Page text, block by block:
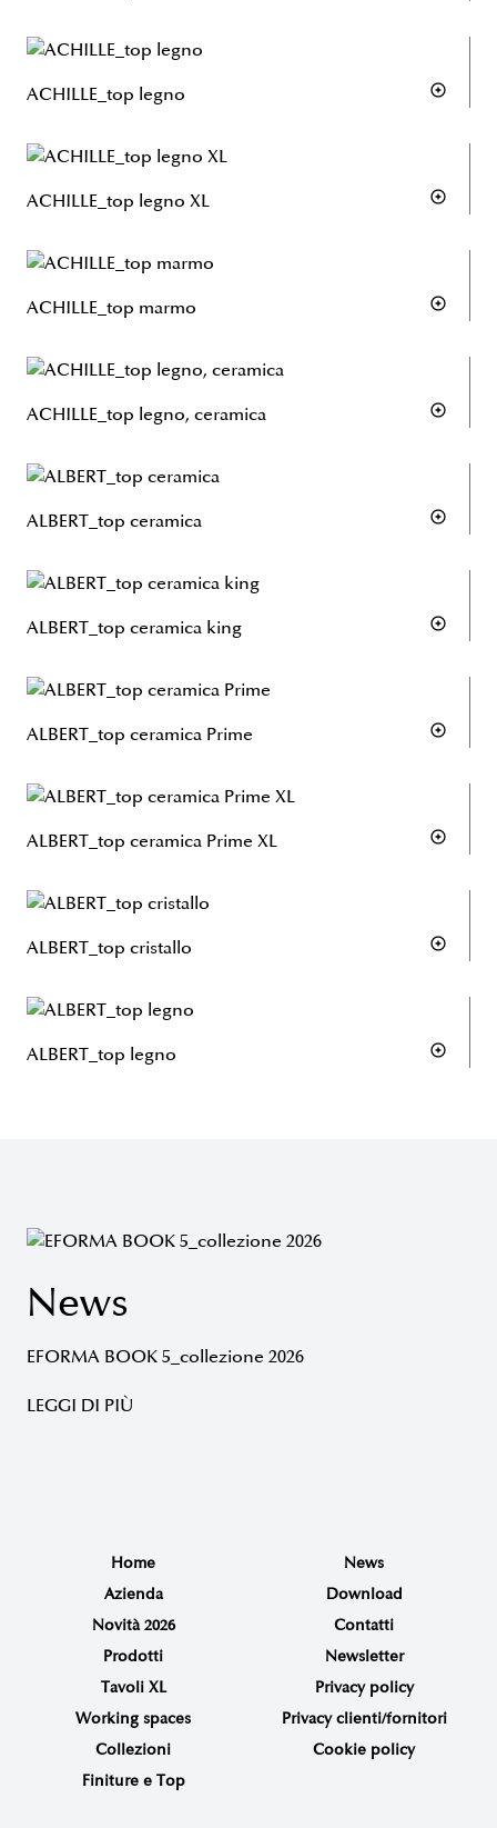
ACHILLE_top legno
ACHILLE_top legno XL
ACHILLE_top marmo
ACHILLE_top legno, ceramica
ALBERT_top ceramica
ALBERT_top ceramica king
ALBERT_top ceramica Prime
ALBERT_top ceramica Prime XL
ALBERT_top cristallo
ALBERT_top legno
News
EFORMA BOOK 5_collezione 2026
LEGGI DI PIÙ
Home
Azienda
Novità 2026
Prodotti
Tavoli XL
Working spaces
Collezioni
Finiture e Top
News
Download
Contatti
Newsletter
Privacy policy
Privacy clienti/fornitori
Cookie policy